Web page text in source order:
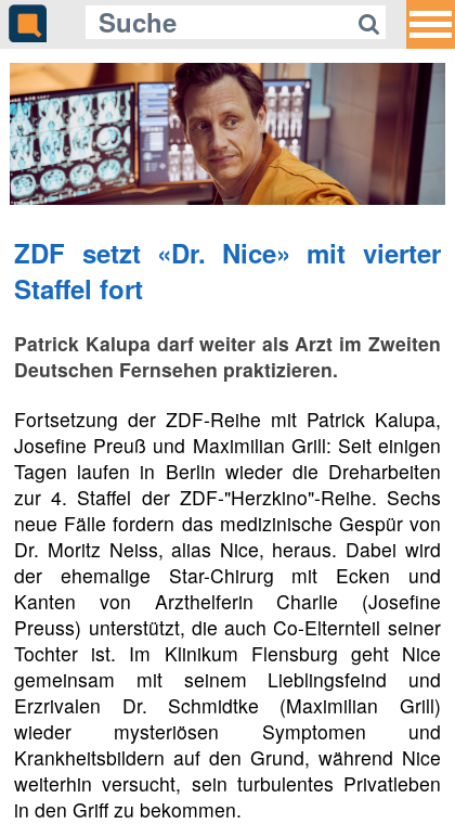
ZDF setzt «Dr. Nice» mit vierter
Staffel fort
Patrick Kalupa darf weiter als Arzt im Zweiten
Deutschen Fernsehen praktizieren.
Fortsetzung der ZDF-Reihe mit Patrick Kalupa,
Josefine Preuß und Maximilian Grill: Seit einigen
Tagen laufen in Berlin wieder die Dreharbeiten
zur 4. Staffel der ZDF-"Herzkino"-Reihe. Sechs
neue Fälle fordern das medizinische Gespür von
Dr. Moritz Neiss, alias Nice, heraus. Dabei wird
der ehemalige Star-Chirurg mit Ecken und
Kanten von Arzthelferin Charlie (Josefine
Preuss) unterstützt, die auch Co-Elternteil seiner
Tochter ist. Im Klinikum Flensburg geht Nice
gemeinsam mit seinem Lieblingsfeind und
Erzrivalen Dr. Schmidtke (Maximilian Grill)
wieder mysteriösen Symptomen und
Krankheitsbildern auf den Grund, während Nice
weiterhin versucht, sein turbulentes Privatleben
in den Griff zu bekommen.